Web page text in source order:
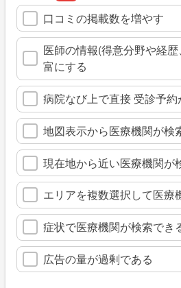
口コミの掲載数を増やす
医師の情報(得意分野や経
富にする
病院なび上で直接 受診予約
地図表示から医療機関が検
現在地から近い医療機関が
エリアを複数選択して医療
症状で医療機関が検索でき
広告の量が過剰である